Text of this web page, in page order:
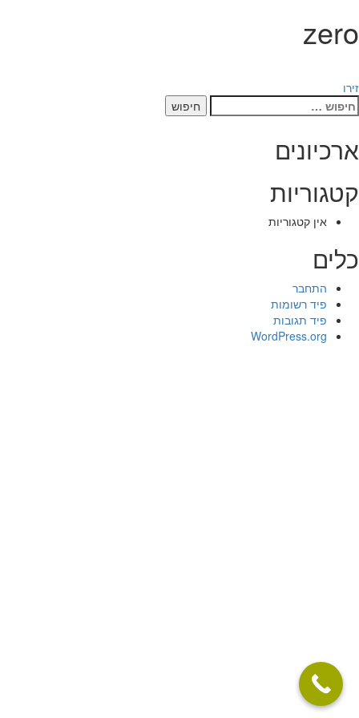
zero
ניווט
זירו
חיפוש:
ארכיונים
קטגוריות
אין קטגוריות
כלים
התחבר
פיד רשומות
פיד תגובות
WordPress.org